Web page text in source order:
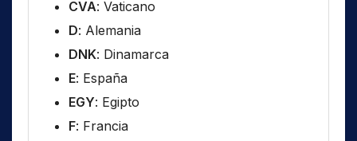
CVA: Vaticano
D: Alemania
DNK: Dinamarca
E: España
EGY: Egipto
F: Francia